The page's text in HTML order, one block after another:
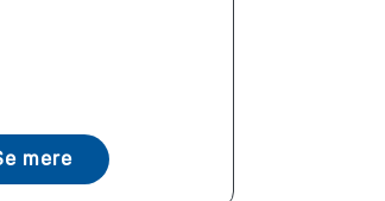
mere